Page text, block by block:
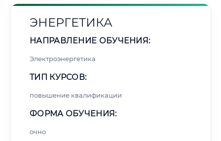
ЭНЕРГЕТИКА
НАПРАВЛЕНИЕ ОБУЧЕНИЯ:
Электроэнергетика
ТИП КУРСОВ:
повышение квалификации
ФОРМА ОБУЧЕНИЯ:
очно